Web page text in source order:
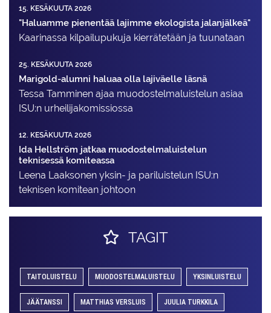
15. KESÄKUUTA 2026
"Haluamme pienentää lajimme ekologista jalanjälkeä"
Kaarinassa kilpailupukuja kierrätetään ja tuunataan
25. KESÄKUUTA 2026
Marigold-alumni haluaa olla lajiväelle läsnä
Tessa Tamminen ajaa muodostelma­luistelun asiaa
ISU:n urheilija­komissiossa
12. KESÄKUUTA 2026
Ida Hellström jatkaa muodostelmaluistelun
teknisessä komiteassa
Leena Laaksonen yksin- ja pariluistelun ISU:n
teknisen komitean johtoon
TAGIT
TAITOLUISTELU MUODOSTELMALUISTELU YKSINLUISTELU
JÄÄTANSSI MATTHIAS VERSLUIS JUULIA TURKKILA